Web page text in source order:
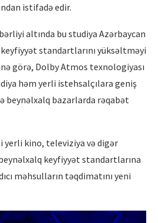
istifadə edir.
altında bu studiya Azərbaycan
standartlarını yüksəltməyi
görə, Dolby Atmos texnologiyası
həm yerli istehsalçılara geniş
beynəlxalq bazarlarda rəqabət
yerli kino, televiziya və digər
keyfiyyət standartlarına
məhsulların təqdimatını yeni